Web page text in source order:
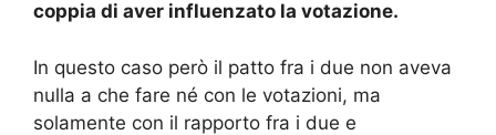
coppia di aver influenzato la votazione.
In questo caso però il patto fra i due non aveva
nulla a che fare né con le votazioni, ma
solamente con il rapporto fra i due e